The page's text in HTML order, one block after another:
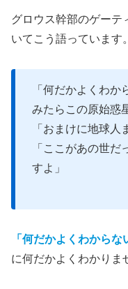
グロウス幹部のゲーテ
いてこう語っています。
「何だかよくわ
みたらこの原始惑
「おまけに地球人
「ここがあの世だ
すよ」
「何だかよくわからな
に何だかよくわかりま